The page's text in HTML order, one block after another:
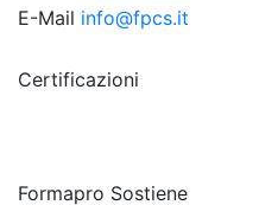
E-Mail info@fpcs.it
Certificazioni
Formapro Sostiene